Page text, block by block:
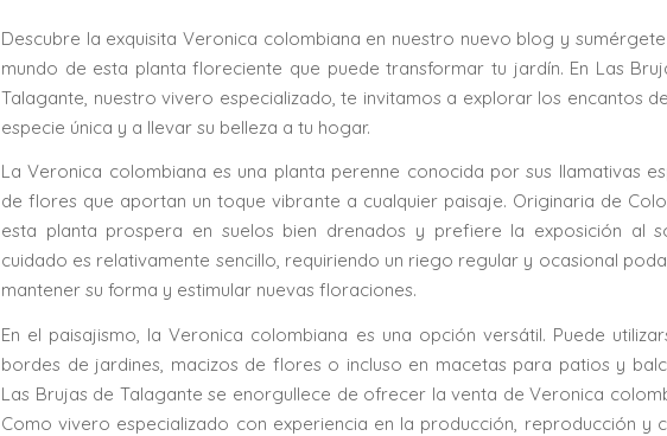
Descubre la exquisita Veronica colombiana en nuestro nuevo blog y
mundo de esta planta floreciente que puede transformar tu jardín. En Las
Talagante, nuestro vivero especializado, te invitamos a explorar los encantos
especie única y a llevar su belleza a tu hogar.
La Veronica colombiana es una planta perenne conocida por sus llamativas
de flores que aportan un toque vibrante a cualquier paisaje. Originaria de
esta planta prospera en suelos bien drenados y prefiere la exposición al
cuidado es relativamente sencillo, requiriendo un riego regular y ocasional
mantener su forma y estimular nuevas floraciones.
En el paisajismo, la Veronica colombiana es una opción versátil. Puede
bordes de jardines, macizos de flores o incluso en macetas para patios y
Las Brujas de Talagante se enorgullece de ofrecer la venta de Veronica
Como vivero especializado con experiencia en la producción, reproducción y